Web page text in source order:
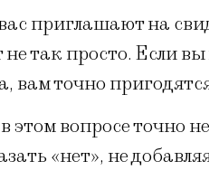
приглашают на
не так просто. Если
вам точно
этом вопросе точно
«нет», не